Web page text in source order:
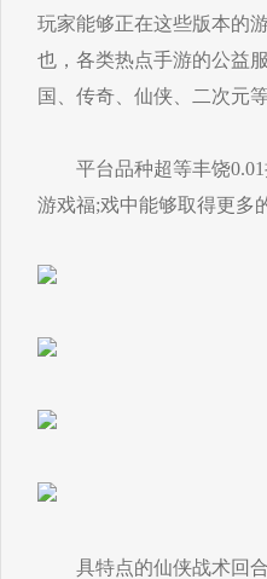
玩家能够正在这些版本的
也，各类热点手游的公益
国、传奇、仙侠、二次元等
平台品种超等丰饶0.01
游戏福;戏中能够取得更多
具特点的仙侠战术回合